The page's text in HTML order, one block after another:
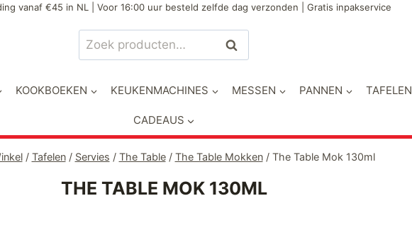
vanaf €45 in NL | Voor 16:00 uur besteld zelfde dag verzonden | Gratis inpakservice
Zoeken
naar:
Zoeken
KOOKBOEKEN KEUKENMACHINES MESSEN PANNEN TAFELEN
CADEAUS
/ Tafelen / Servies / The Table / The Table Mokken / The Table Mok 130ml
THE TABLE MOK 130ML